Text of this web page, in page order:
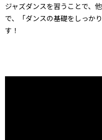
ジャズダンスを習うことで、
で、「ダンスの基礎をしっか
す！